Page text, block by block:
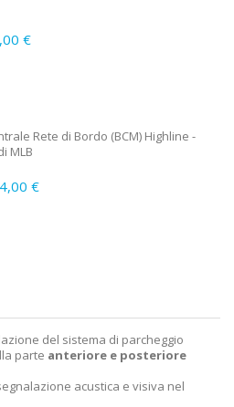
€
Rete di Bordo (BCM) Highline -
MLB
€
del sistema di parcheggio
parte anteriore e posteriore
acustica e visiva nel